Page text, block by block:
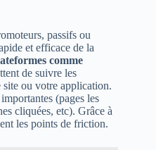
passifs ou
et efficace de la
comme
de suivre les
site ou votre application.
(pages les
cliquées, etc). Grâce à
les points de friction.